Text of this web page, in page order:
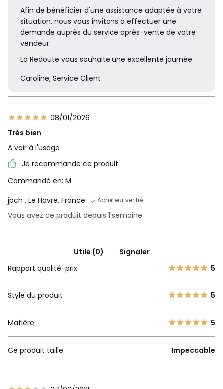
Afin de bénéficier d'une assistance adaptée à votre
situation, nous vous invitons à effectuer une
demande auprès du service après-vente de votre
vendeur.
La Redoute vous souhaite une excellente journée.
Caroline, Service Client
08/01/2026
Très bien
A voir à l'usage
Je recommande ce produit
Commandé en: M
jpch , Le Havre, France Acheteur vérifié
Vous avez ce produit depuis 1 semaine
Utile (0)
Signaler
Rapport qualité-prix
5
Style du produit 5
Matière 5
Ce produit taille Impeccable